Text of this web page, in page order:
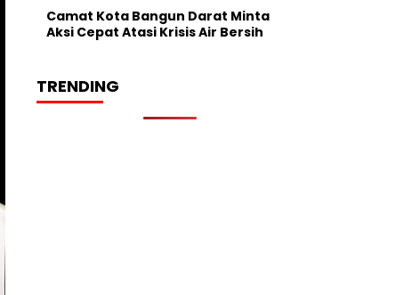
Camat Kota Bangun Darat Minta
Aksi Cepat Atasi Krisis Air Bersih
TRENDING